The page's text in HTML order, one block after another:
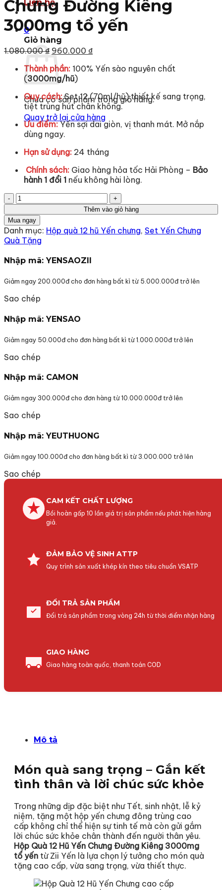
Liên hệ
0
Giỏ hàng
Chưa có sản phẩm trong giỏ hàng.
Quay trở lại cửa hàng
Chưng Đường Kiêng
3000mg tổ yến
1.080.000₫ Giá
là:
1.080.000 ₫.
960.000 ₫Giá
tại
Thành phần: 100% Yến sào nguyên chất
(3000mg/hũ)
Quy cách:Set 12 (70ml/hũ) thiết kế sang trọng,
tiệt trùng hút chân không.
Ưu điểm:Yến sợi dai giòn, vị thanh mát. Mở nắp
dùng ngay.
Hạn sử dụng: 24 tháng
Chính sách: Giao hàng hỏa tốc Hải Phòng – Bảo
hành 1 đổi 1 nếu không hài lòng.
Hộp
Quà
12
Hũ
Yến
Chưng
Đường
Kiêng
3000mg
tổ
yến
lượng
Thêm vào giỏ hàng
Mua ngay
Danh mục: Hộp quà 12 hũ Yến chưng, Set Yến Chưng
Quà Tặng
Nhập mã: YENSAOZII
Giảm ngay 200.000đ cho đơn hàng bất kì từ 5.000.000đ trở lên
Sao chép
Nhập mã: YENSAO
Giảm ngay 50.000đ cho đơn hàng bất kì từ 1.000.000đ trở lên
Sao chép
Nhập mã: CAMON
Giảm ngay 300.000đ cho đơn hàng từ 10.000.000đ trở lên
Sao chép
Nhập mã: YEUTHUONG
Giảm ngay 100.000đ cho đơn hàng bất kì từ 3.000.000 trở lên
Sao chép
CAM KẾT CHẤT LƯỢNG
Bồi hoàn gấp 10 lần giá trị sản phẩm nếu phát hiện hàng
giả.
ĐẢM BẢO VỆ SINH ATTP
Quy trình sản xuất khép kín theo tiêu chuẩn VSATP
ĐỔI TRẢ SẢN PHẨM
Đổi trả sản phẩm trong vòng 24h từ thời điểm nhận hàng
GIAO HÀNG
Giao hàng toàn quốc, thanh toán COD
Mô tả
Món quà sang trọng – Gắn kết
tình thân và lời chúc sức khỏe
Trong những dịp đặc biệt như Tết, sinh nhật, lễ kỷ
niệm, tặng một hộp yến chưng đông trùng cao
cấp không chỉ thể hiện sự tinh tế mà còn gửi gắm
lời chúc sức khỏe chân thành đến người thân yêu.
Hộp Quà 12 Hũ Yến Chưng Đường Kiêng 3000mg
tổ yến từ Zii Yến là lựa chọn lý tưởng cho món quà
tặng cao cấp, vừa sang trọng, vừa thiết thực.